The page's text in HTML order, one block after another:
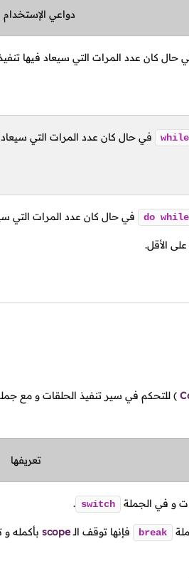
دواعي الإستخدام
حال كان عدد المرات التي سيعاد فيها
while في حال كان عدد المرات التي
do while في حال كان عدد المرات التي
الأقل.
) للتحكم في سير تنفيذ الحلقات و مع
تعريفها
و في الجملة switch
.
break فإنها توقف الـscope بأكمله